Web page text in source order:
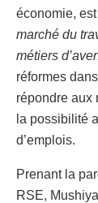
économie,
marché du
métiers
réformes
répondre aux
la possibilité
d’emplois.
Prenant la
RSE,